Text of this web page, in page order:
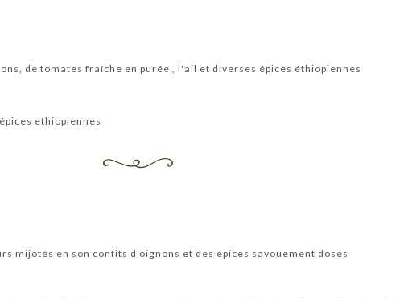
de tomates fraîche en purée , l'ail et diverses épices éthiopiennes
ethiopiennes
mijotés en son confits d'oignons et des épices savouement dosés